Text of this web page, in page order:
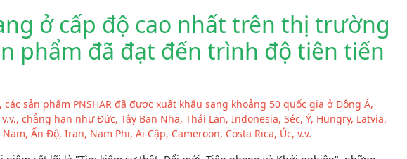
ở cấp độ cao nhất trên thị trường
phẩm đã đạt đến trình độ tiên tiến
sản phẩm PNSHAR đã được xuất khẩu sang khoảng 50 quốc gia ở Đông Á,
chẳng hạn như Đức, Tây Ban Nha, Thái Lan, Indonesia, Séc, Ý, Hungry, Latvia,
Ấn Độ, Iran, Nam Phi, Ai Cập, Cameroon, Costa Rica, Úc, v.v.